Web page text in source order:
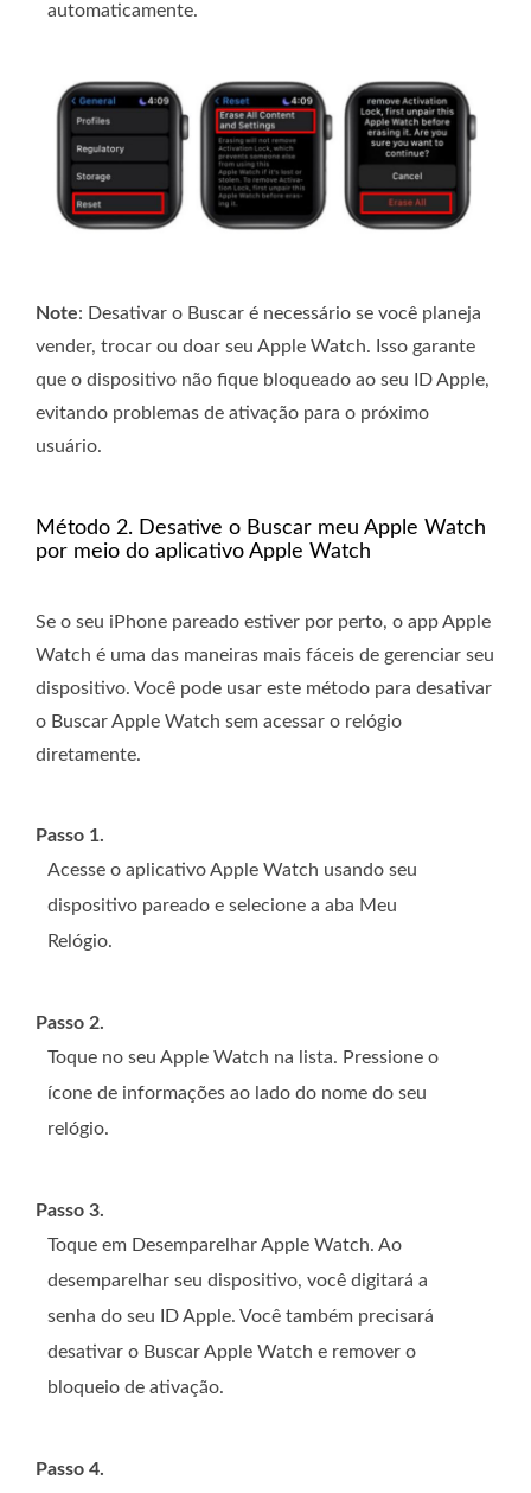
automaticamente.
Note: Desativar o Buscar é necessário se você planeja
vender, trocar ou doar seu Apple Watch. Isso garante
que o dispositivo não fique bloqueado ao seu ID Apple,
evitando problemas de ativação para o próximo
usuário.
Método 2. Desative o Buscar meu Apple Watch
por meio do aplicativo Apple Watch
Se o seu iPhone pareado estiver por perto, o app Apple
Watch é uma das maneiras mais fáceis de gerenciar seu
dispositivo. Você pode usar este método para desativar
o Buscar Apple Watch sem acessar o relógio
diretamente.
Passo 1.
Acesse o aplicativo Apple Watch usando seu
dispositivo pareado e selecione a aba Meu
Relógio.
Passo 2.
Toque no seu Apple Watch na lista. Pressione o
ícone de informações ao lado do nome do seu
relógio.
Passo 3.
Toque em Desemparelhar Apple Watch. Ao
desemparelhar seu dispositivo, você digitará a
senha do seu ID Apple. Você também precisará
desativar o Buscar Apple Watch e remover o
bloqueio de ativação.
Passo 4.